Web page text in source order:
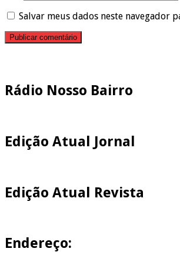
Salvar meus dados neste navegador
Rádio Nosso Bairro
Edição Atual Jornal
Edição Atual Revista
Endereço: